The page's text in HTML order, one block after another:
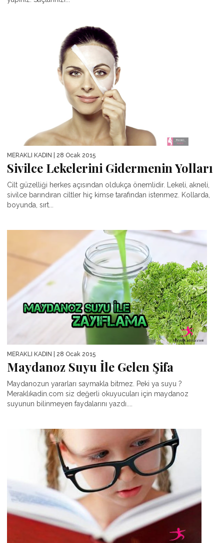
MERAKLI KADIN | 28 Ocak 2015
Sivilce Lekelerini Gidermenin Yolları
Cilt güzelliği herkes açısından oldukça önemlidir. Lekeli, akneli,
sivilce barındıran ciltler hiç kimse tarafından istenmez. Kollarda,
boyunda, sırt...
MERAKLI KADIN | 28 Ocak 2015
Maydanoz Suyu İle Gelen Şifa
Maydanozun yararları saymakla bitmez. Peki ya suyu ?
Meraklıkadin.com siz değerli okuyucuları için maydanoz
suyunun bilinmeyen faydalarını yazdı....